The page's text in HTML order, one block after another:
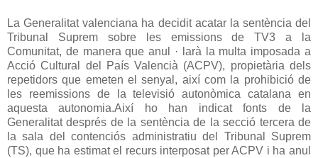
La Generalitat valenciana ha decidit acatar la sentència del
Tribunal Suprem sobre les emissions de TV3 a la
Comunitat, de manera que anul · larà la multa imposada a
Acció Cultural del País Valencià (ACPV), propietària dels
repetidors que emeten el senyal, així com la prohibició de
les reemissions de la televisió autonòmica catalana en
aquesta autonomia.Així ho han indicat fonts de la
Generalitat després de la sentència de la secció tercera de
la sala del contenciós administratiu del Tribunal Suprem
(TS), que ha estimat el recurs interposat per ACPV i ha anul